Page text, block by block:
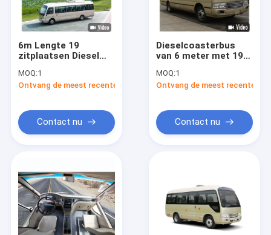
Fabriekstocht
Nieuws
Gevallen
Vraag een offerte
Zev Bus
6m Lengte 19
zitplaatsen Diesel
Met airconditioning
MOQ:1
Ontvang de meest recente Prijs
Contact nu
Dieselcoasterbus
van 6 meter met 19
handmatige
transmissie met 5
MOQ:1
Ontvang de meest recente
Contact nu